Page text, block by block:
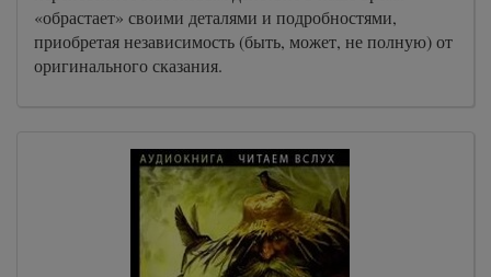
«обрастает» своими деталями и подробностями,
приобретая независимость (быть, может, не полную) от
оригинального сказания.